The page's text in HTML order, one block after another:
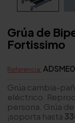
Grúa de
Fortissimo
Referencia:
Grúa cambia-
eléctrico.
persona. Grúa
¡soporta hasta